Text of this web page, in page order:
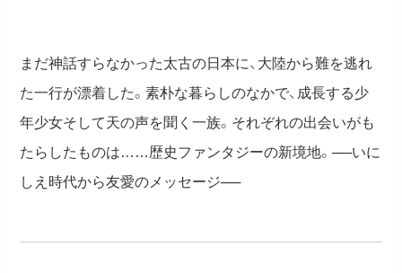
まだ神話すらなかった太古の日本に、大陸から難を逃れ
た一行が漂着した。素朴な暮らしのなかで、成長する少
年少女そして天の声を聞く一族。それぞれの出会いがも
たらしたものは……歴史ファンタジーの新境地。──いに
しえ時代から友愛のメッセージ──